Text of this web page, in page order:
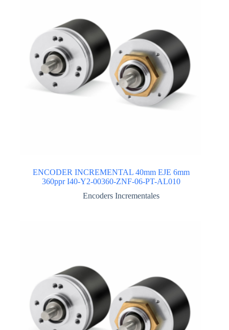
ENCODER INCREMENTAL 40mm EJE 6mm
360ppr I40-Y2-00360-ZNF-06-PT-AL010
Encoders Incrementales